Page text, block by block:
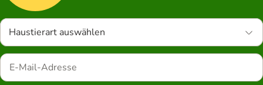
Haustierart auswählen